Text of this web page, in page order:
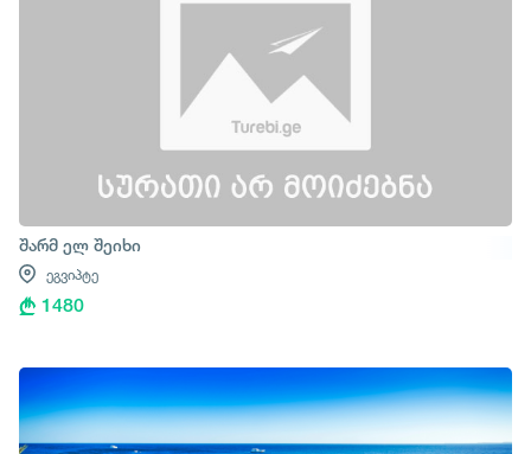
შარმ ელ შეიხი
ეგვიპტე
1480